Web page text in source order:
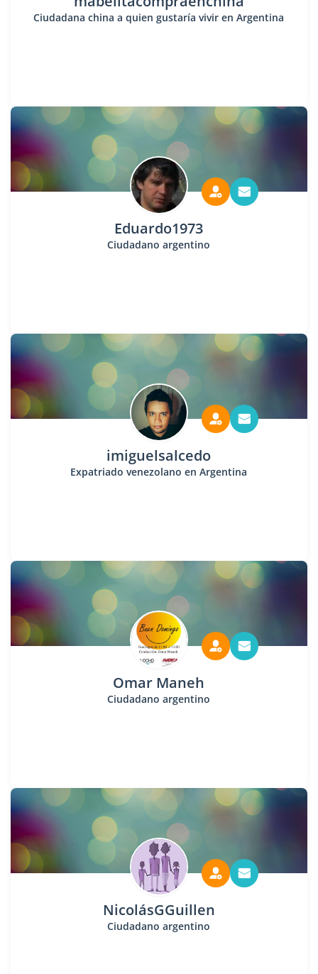
Ciudadana china a quien gustaría vivir en Argentina
Eduardo1973
Ciudadano argentino
imiguelsalcedo
Expatriado venezolano en Argentina
Omar Maneh
Ciudadano argentino
NicolásGGuillen
Ciudadano argentino